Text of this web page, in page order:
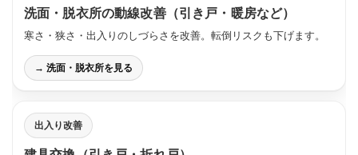
洗面・脱衣所の動線改善（引き戸・暖房など）
寒さ・狭さ・出入りのしづらさを改善。転倒リスクも下げます。
→ 洗面・脱衣所を見る
出入り改善